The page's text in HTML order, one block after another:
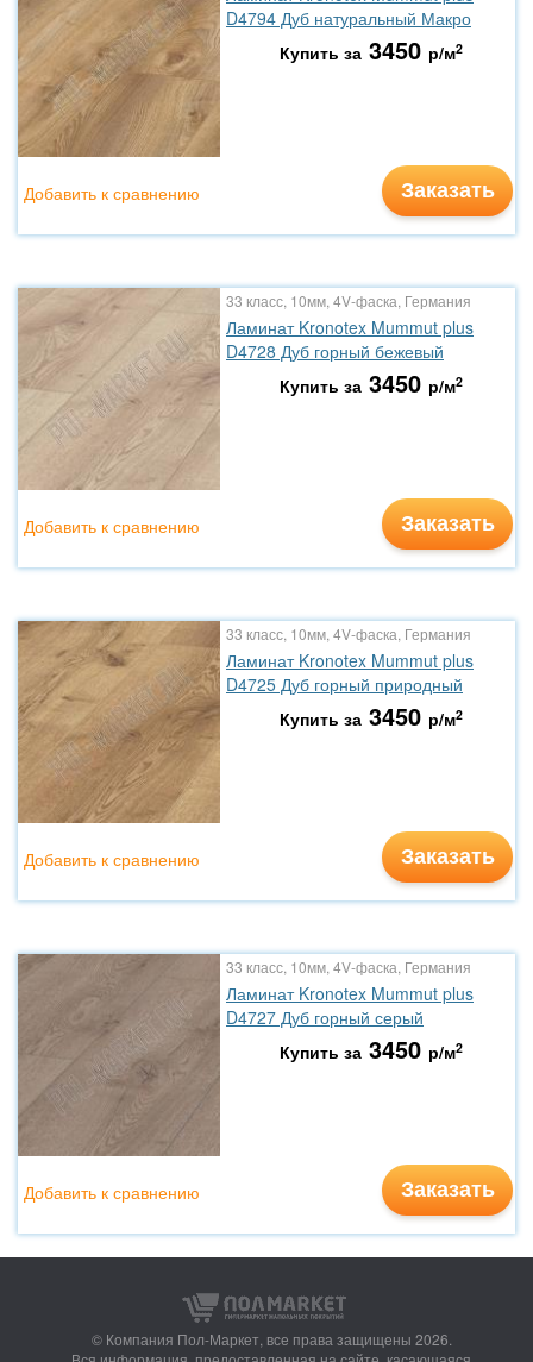
D4794 Дуб натуральный Макро
Купить за 3450 р/м2
Заказать
Добавить к сравнению
33 класс, 10мм, 4V-фаска, Германия
Ламинат Kronotex Mummut plus
D4728 Дуб горный бежевый
Купить за 3450 р/м2
Заказать
Добавить к сравнению
33 класс, 10мм, 4V-фаска, Германия
Ламинат Kronotex Mummut plus
D4725 Дуб горный природный
Купить за 3450 р/м2
Заказать
Добавить к сравнению
33 класс, 10мм, 4V-фаска, Германия
Ламинат Kronotex Mummut plus
D4727 Дуб горный серый
Купить за 3450 р/м2
Заказать
Добавить к сравнению
© Компания Пол-Маркет, все права защищены 2026.